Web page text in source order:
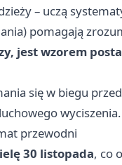
– uczą
pomagają
jest wzorem
się w biegu
wyciszenia.
przewodni
30 listopada, co